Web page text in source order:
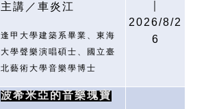
主講／車炎江
逢甲大學建築系畢業、東海
大學聲樂演唱碩士、國立臺
北藝術大學音樂學博士
2026/8/2
6
波希米亞的音樂瑰寶